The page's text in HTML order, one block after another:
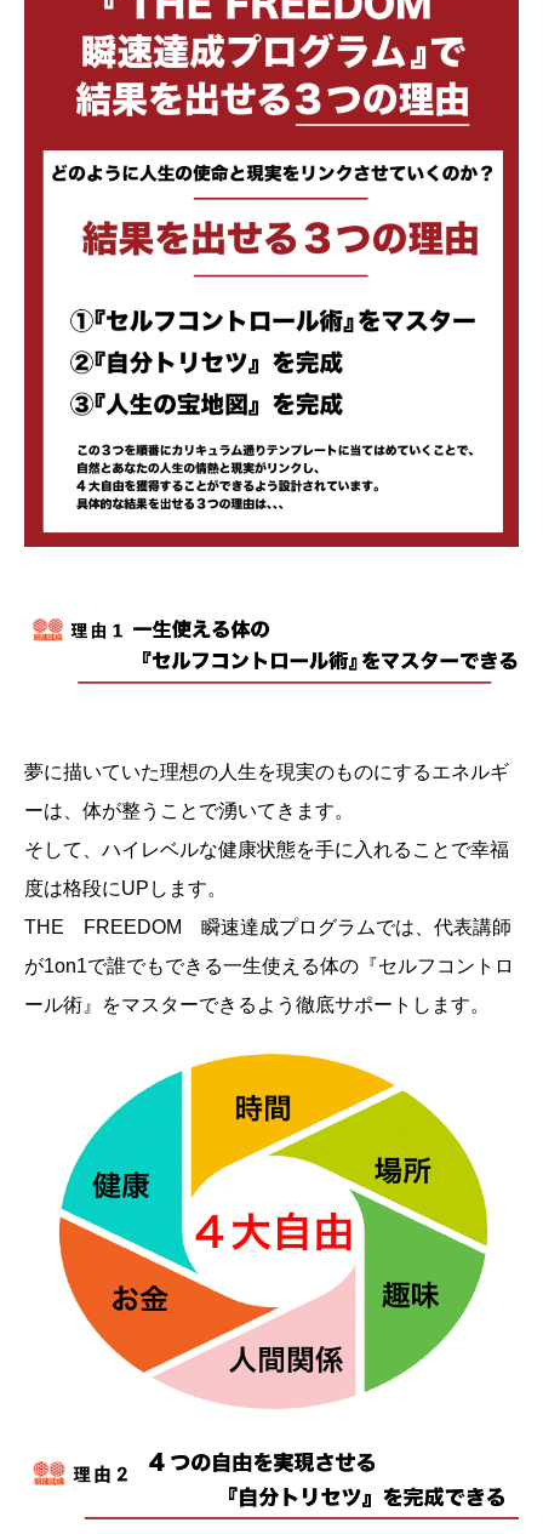
夢に描いていた理想の人生を現実のものにするエネルギ
ーは、体が整うことで湧いてきます。
そして、ハイレベルな健康状態を手に入れることで幸福
度は格段にUPします。
THE FREEDOM 瞬速達成プログラムでは、代表講師
が1on1で誰でもできる一生使える体の『セルフコントロ
ール術』をマスターできるよう徹底サポートします。